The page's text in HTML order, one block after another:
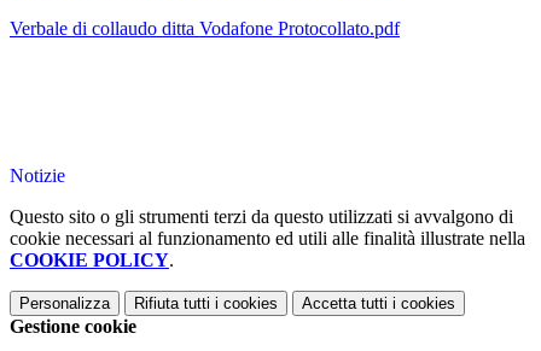
Verbale di collaudo ditta Vodafone Protocollato.pdf
Notizie
Questo sito o gli strumenti terzi da questo utilizzati si avvalgono di
cookie necessari al funzionamento ed utili alle finalità illustrate nella
COOKIE POLICY.
Personalizza Rifiuta tutti i cookies Accetta tutti i cookies
Gestione cookie